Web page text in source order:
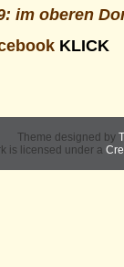
im oberen
KLICK
Theme designed by
is licensed under a